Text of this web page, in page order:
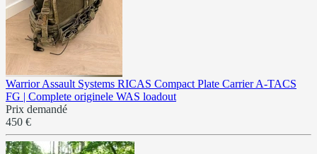
Warrior Assault Systems RICAS Compact Plate Carrier A-TACS
FG | Complete originele WAS loadout
Prix demandé
450 €